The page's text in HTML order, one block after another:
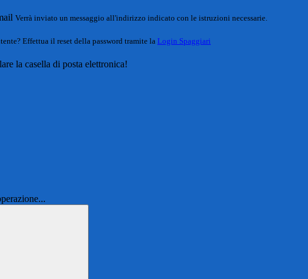
Verrà inviato un messaggio all'indirizzo indicato con le istruzioni necessarie.
Effettua il reset della password tramite la Login Spaggiari
la casella di posta elettronica!